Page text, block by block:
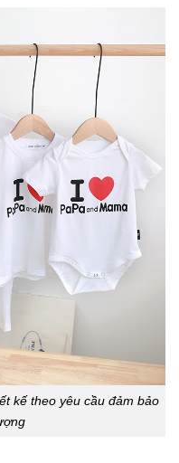
kế theo yêu cầu đảm bảo